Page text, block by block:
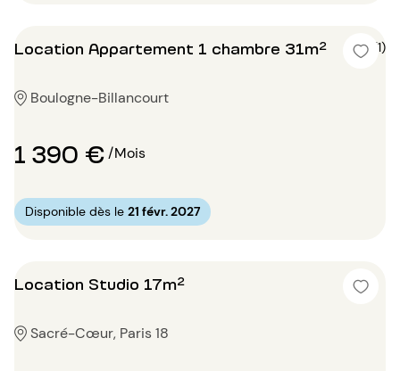
Location Appartement 1 chambre 31m² 4 (1)
Boulogne-Billancourt
1 390 €/Mois
Disponible dès le 21 févr. 2027
Location Studio 17m²
Sacré-Cœur, Paris 18